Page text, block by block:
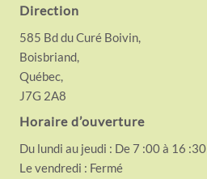
Direction
585 Bd du Curé Boivin,
Boisbriand,
Québec,
J7G 2A8
Horaire d’ouverture
Du lundi au jeudi : De 7 :00 à 16 :30
Le vendredi : Fermé